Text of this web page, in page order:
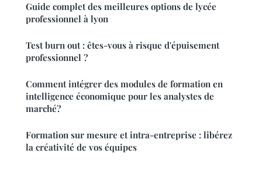
Guide complet des meilleures options de lycée
professionnel à lyon
Test burn out : êtes-vous à risque d'épuisement
professionnel ?
Comment intégrer des modules de formation en
intelligence économique pour les analystes de
marché?
Formation sur mesure et intra-entreprise : libérez
la créativité de vos équipes